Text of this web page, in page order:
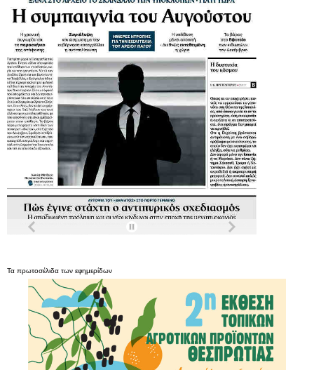
Τα πρωτοσέλιδα των εφημερίδων